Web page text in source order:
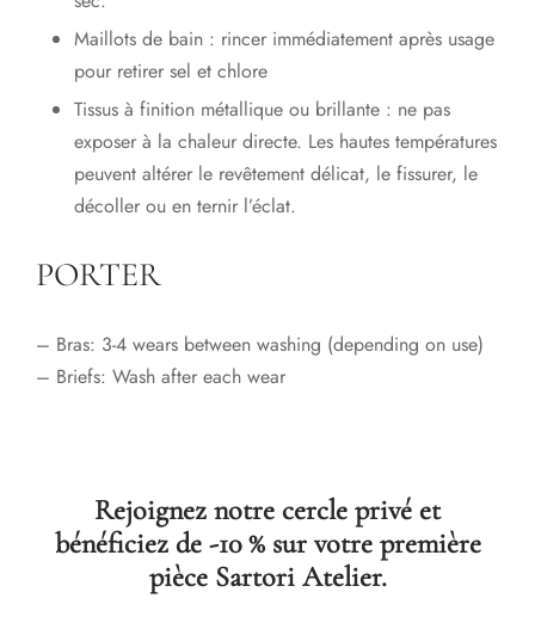
Maillots de bain : rincer immédiatement après usage
pour retirer sel et chlore
Tissus à finition métallique ou brillante : ne pas
exposer à la chaleur directe. Les hautes températures
peuvent altérer le revêtement délicat, le fissurer, le
décoller ou en ternir l’éclat.
PORTER
– Bras: 3-4 wears between washing (depending on use)
– Briefs: Wash after each wear
Rejoignez notre cercle privé et
bénéficiez de -10 % sur votre première
pièce Sartori Atelier.